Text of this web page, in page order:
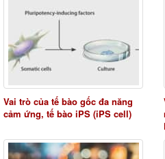
Vai trò của tế bào gốc đa năng
cảm ứng, tế bào iPS (iPS cell)